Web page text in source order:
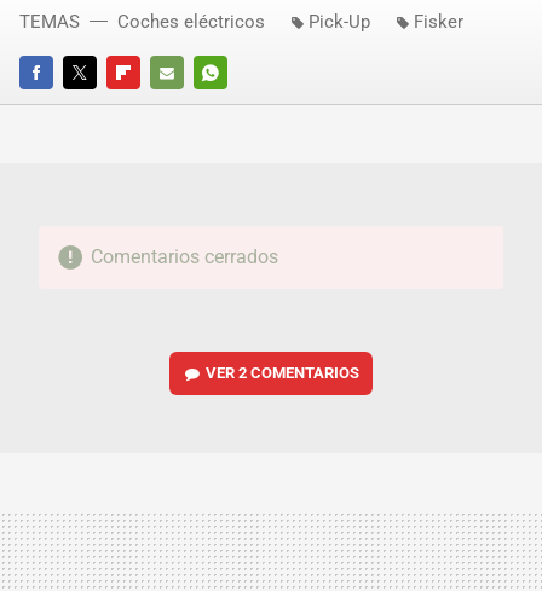
FACEBOOKTWITTERFLIPBOARD
E-
WHATSAPP
TEMAS Coches eléctricos Pick-Up Fisker
Comentarios cerrados
VER2 COMENTARIOS